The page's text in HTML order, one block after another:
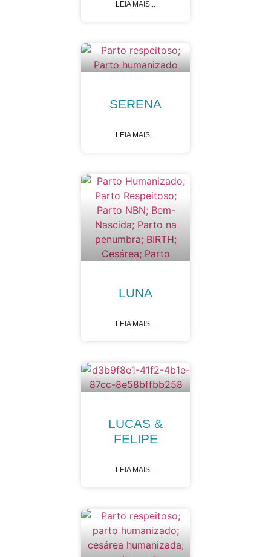
LEIA MAIS...
SERENA
LEIA MAIS...
LUNA
LEIA MAIS...
LUCAS &
FELIPE
LEIA MAIS...